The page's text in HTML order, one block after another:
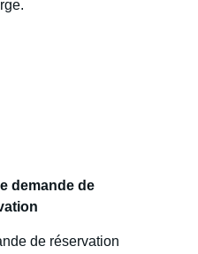
demande de
de réservation